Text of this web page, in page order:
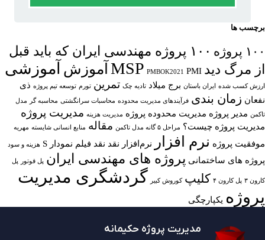
برچسب ها
۱۰۰ پروژه
۱۰۰ پروژه مهندسی ایران که باید قبل
از مرگ دید
MSP PMBOK2021 PMI آموزش آموزشی
ارزش کسب شده ایران باستان برج میلاد تادیه چک تمرین تورم توسعه تیم پروژه ذی
نفعان زمان بندی فرآیندهای مدیریت محدوده محاسبات سرانگشتی محاسبه گر مدل
تاکمن مدیر پروژه مدیریت محدوده پروژه مدیریت هزینه مدیریت پروژه
مدیریت پروژه چیست؟ مراحل ۵ گانه مدل تاکمن مقاله منابع انسانی شایسته مهریه
موفقیت پروژه نرم افزار نرم‌افزار نقد نقد فیلم نمودار S هزینه و سود
پروژه های ساختمانی پروژه های مهندسی ایران پل قوتور پل
کارون ۳ پل کارون ۴ کلیپ کوروش کبیر
گردشگری مدیریت
پروژه یکپارچگی
مدیریت پروژه حکیمانه